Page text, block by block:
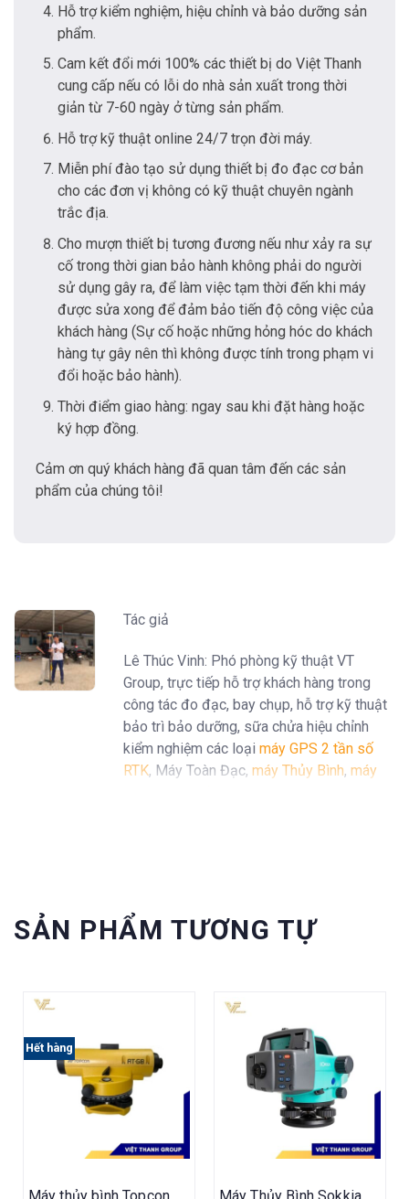
Hỗ trợ kiểm nghiệm, hiệu chỉnh và bảo dưỡng sản
phẩm.
Cam kết đổi mới 100% các thiết bị do Việt Thanh
cung cấp nếu có lỗi do nhà sản xuất trong thời
giản từ 7-60 ngày ở từng sản phẩm.
Hỗ trợ kỹ thuật online 24/7 trọn đời máy.
Miễn phí đào tạo sử dụng thiết bị đo đạc cơ bản
cho các đơn vị không có kỹ thuật chuyên ngành
trắc địa.
Cho mượn thiết bị tương đương nếu như xảy ra sự
cố trong thời gian bảo hành không phải do người
sử dụng gây ra, để làm việc tạm thời đến khi máy
được sửa xong để đảm bảo tiến độ công việc của
khách hàng (Sự cố hoặc những hỏng hóc do khách
hàng tự gây nên thì không được tính trong phạm vi
đổi hoặc bảo hành).
Thời điểm giao hàng: ngay sau khi đặt hàng hoặc
ký hợp đồng.
Cảm ơn quý khách hàng đã quan tâm đến các sản
phẩm của chúng tôi!
Tác giả
Lê Thúc Vinh: Phó phòng kỹ thuật VT
Group, trực tiếp hỗ trợ khách hàng trong
công tác đo đạc, bay chụp, hỗ trợ kỹ thuật
bảo trì bảo dưỡng, sữa chửa hiệu chỉnh
kiểm nghiệm các loại máy GPS 2 tần số
RTK, Máy Toàn Đạc, máy Thủy Bình, máy
SẢN PHẨM TƯƠNG TỰ
Hết hàng